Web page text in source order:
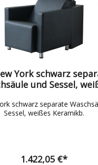
York schwarz
und Sessel,
separate Waschsäule und
Sessel, weißes Keramikb.
1.422,05 €*